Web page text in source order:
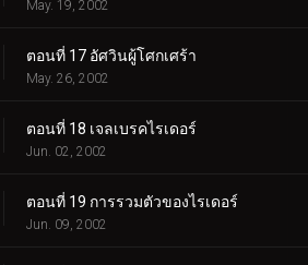
May. 19, 2002
ตอนที่ 17 อัศวินผู้โศกเศร้า
May. 26, 2002
ตอนที่ 18 เจลเบรคไรเดอร์
Jun. 02, 2002
ตอนที่ 19 การรวมตัวของไรเดอร์
Jun. 09, 2002